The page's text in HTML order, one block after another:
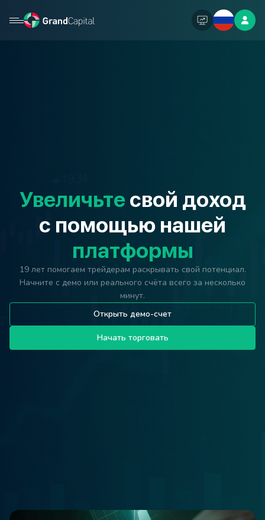
Увеличьтесвой доход
с помощью нашей
платформы
19 лет помогаем трейдерам раскрывать свой потенциал.
Начните с демо или реального счёта всего за несколько
минут.
Открыть демо-счет
Начать торговать